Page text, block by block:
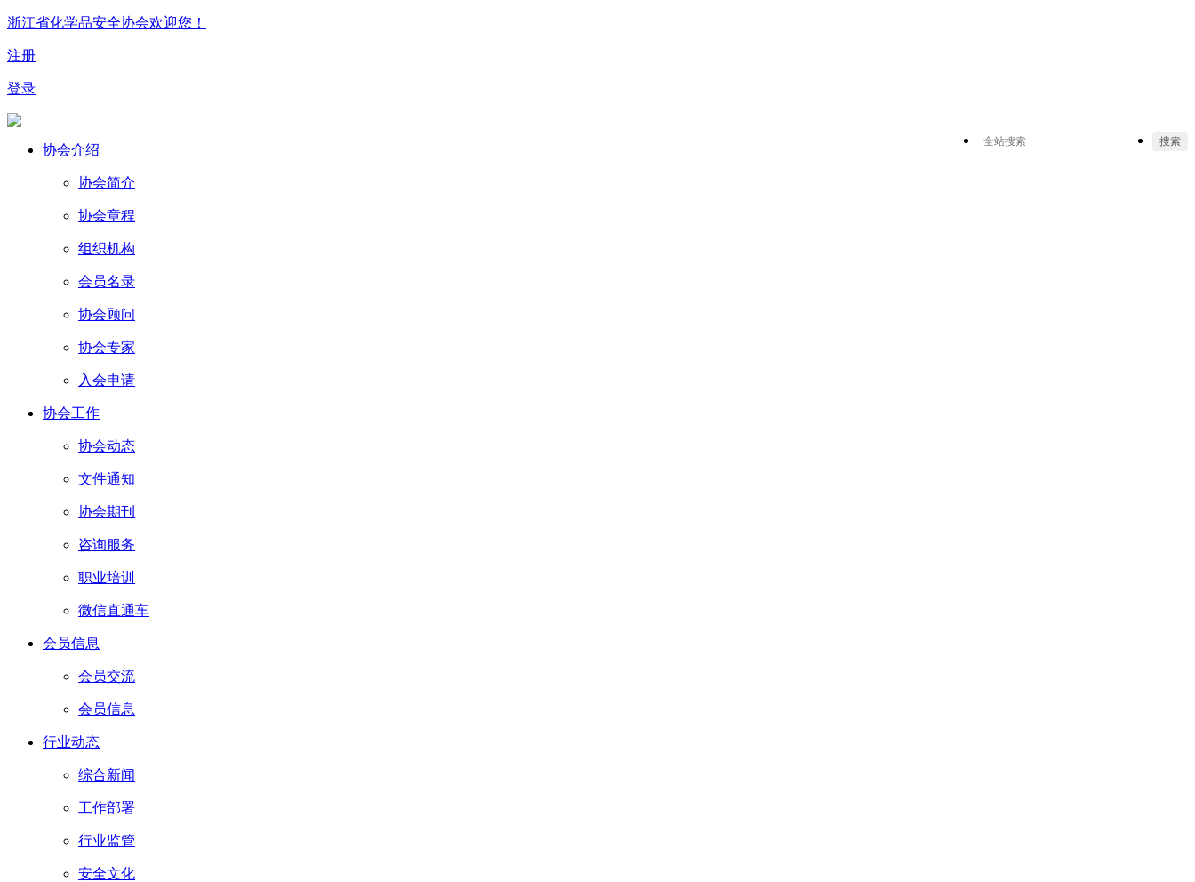
浙江省化学品安全协会欢迎您！
注册
登录
协会介绍
协会简介
协会章程
组织机构
会员名录
协会顾问
协会专家
入会申请
协会工作
协会动态
文件通知
协会期刊
咨询服务
职业培训
微信直通车
会员信息
会员交流
会员信息
行业动态
综合新闻
工作部署
行业监管
安全文化